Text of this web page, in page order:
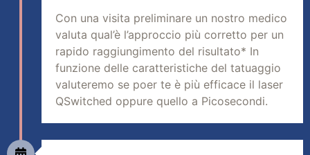
Con una visita preliminare un nostro medico
valuta qual’è l’approccio più corretto per un
rapido raggiungimento del risultato* In
funzione delle caratteristiche del tatuaggio
valuteremo se poer te è più efficace il laser
QSwitched oppure quello a Picosecondi.